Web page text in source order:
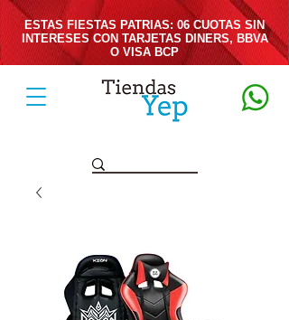
ESTAS FIESTAS PATRIAS: 06 CUOTAS SIN
INTERESES CON TARJETAS DINERS, BBVA
O VISA BCP